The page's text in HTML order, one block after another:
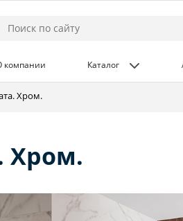
компании Каталог
Хром.
Хром.